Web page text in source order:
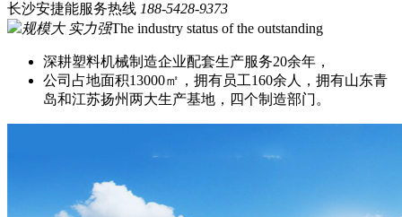
长沙安捷能服务热线 188-5428-9373
规模大 实力强The industry status of the outstanding
深耕塑料机械制造企业配套生产服务20余年，
公司占地面积13000㎡，拥有员工160余人，拥有山东青
岛和江苏扬州两大生产基地，四个制造部门。